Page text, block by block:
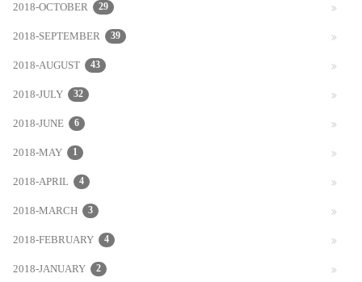
2018-OCTOBER 29
2018-SEPTEMBER 39
2018-AUGUST 43
2018-JULY 32
2018-JUNE 6
2018-MAY 1
2018-APRIL 4
2018-MARCH 3
2018-FEBRUARY 4
2018-JANUARY 2